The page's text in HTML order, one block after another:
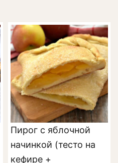
Пирог с яблочной
начинкой (тесто на
кефире +